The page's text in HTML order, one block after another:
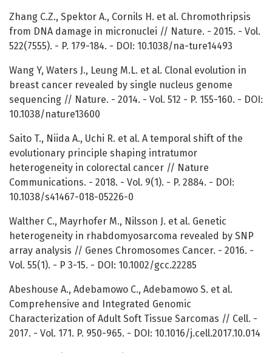
Zhang C.Z., Spektor A., Cornils H. et al. Chromothripsis
from DNA damage in micronuclei // Nature. - 2015. - Vol.
522(7555). - P. 179-184. - DOI: 10.1038/na-ture14493
Wang Y, Waters J., Leung M.L. et al. Clonal evolution in
breast cancer revealed by single nucleus genome
sequencing // Nature. - 2014. - Vol. 512 - P. 155-160. - DOI:
10.1038/nature13600
Saito T., Niida A., Uchi R. et al. A temporal shift of the
evolutionary principle shaping intratumor
heterogeneity in colorectal cancer // Nature
Communications. - 2018. - Vol. 9(1). - P. 2884. - DOI:
10.1038/s41467-018-05226-0
Walther C., Mayrhofer M., Nilsson J. et al. Genetic
heterogeneity in rhabdomyosarcoma revealed by SNP
array analysis // Genes Chromosomes Cancer. - 2016. -
Vol. 55(1). - P 3-15. - DOI: 10.1002/gcc.22285
Abeshouse A., Adebamowo C., Adebamowo S. et al.
Comprehensive and Integrated Genomic
Characterization of Adult Soft Tissue Sarcomas // Cell. -
2017. - Vol. 171. P. 950-965. - DOI: 10.1016/j.cell.2017.10.014